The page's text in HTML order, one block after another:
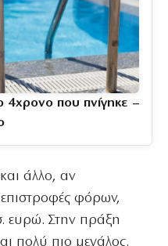
που πνίγηκε –
άλλο, αν
φόρων,
ευρώ. Στην πράξη
πολύ πιο μεγάλος.